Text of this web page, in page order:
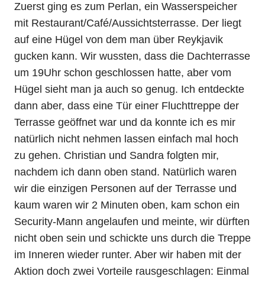
Zuerst ging es zum Perlan, ein Wasserspeicher
mit Restaurant/Café/Aussichtsterrasse. Der liegt
auf eine Hügel von dem man über Reykjavik
gucken kann. Wir wussten, dass die Dachterrasse
um 19Uhr schon geschlossen hatte, aber vom
Hügel sieht man ja auch so genug. Ich entdeckte
dann aber, dass eine Tür einer Fluchttreppe der
Terrasse geöffnet war und da konnte ich es mir
natürlich nicht nehmen lassen einfach mal hoch
zu gehen. Christian und Sandra folgten mir,
nachdem ich dann oben stand. Natürlich waren
wir die einzigen Personen auf der Terrasse und
kaum waren wir 2 Minuten oben, kam schon ein
Security-Mann angelaufen und meinte, wir dürften
nicht oben sein und schickte uns durch die Treppe
im Inneren wieder runter. Aber wir haben mit der
Aktion doch zwei Vorteile rausgeschlagen: Einmal